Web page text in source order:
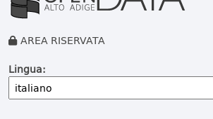
AREA RISERVATA
Lingua